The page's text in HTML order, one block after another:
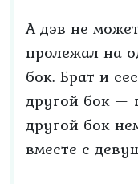
А дэв не
пролежал на
бок. Брат и
другой бок —
другой бок
вместе с